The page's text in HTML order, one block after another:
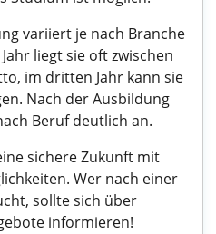
variiert je nach Branche
liegt sie oft zwischen
im dritten Jahr kann sie
Nach der Ausbildung
Beruf deutlich an.
sichere Zukunft mit
Wer nach einer
sollte sich über
informieren!